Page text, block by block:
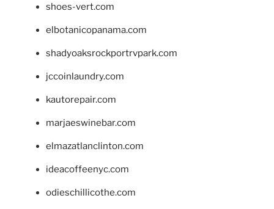
shoes-vert.com
elbotanicopanama.com
shadyoaksrockportrvpark.com
jccoinlaundry.com
kautorepair.com
marjaeswinebar.com
elmazatlanclinton.com
ideacoffeenyc.com
odieschillicothe.com